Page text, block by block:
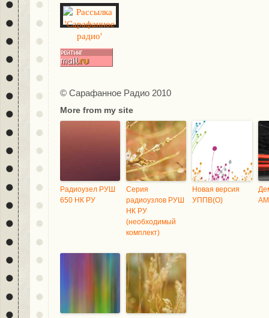
© Сарафанное Радио 2010
More from my site
Радиоузел РУШ
650 НК РУ
Серия
радиоузлов РУШ
НК РУ
(необходимый
комплект)
Новая версия
УППВ(О)